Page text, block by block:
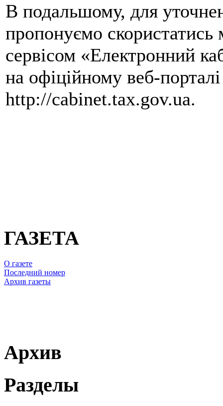
В подальшому, для
пропонуємо
сервісом «Електронний
на офіційному веб-
http://cabinet.tax.gov.ua.
ГАЗЕТА
О газете
Последний номер
Архив газеты
Архив
Разделы